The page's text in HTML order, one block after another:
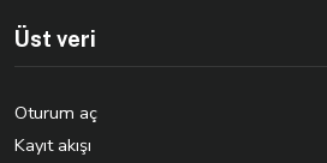
Üst veri
Oturum aç
Kayıt akışı